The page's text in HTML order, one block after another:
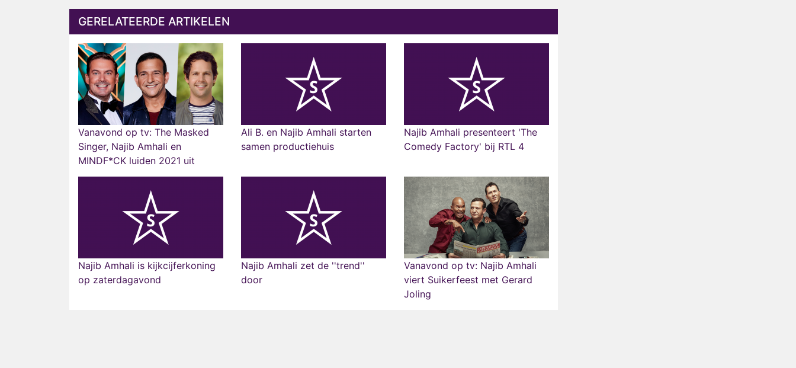
GERELATEERDE ARTIKELEN
Vanavond op tv: The Masked
Singer, Najib Amhali en
MINDF*CK luiden 2021 uit
Ali B. en Najib Amhali starten
samen productiehuis
Najib Amhali presenteert 'The
Comedy Factory' bij RTL 4
Najib Amhali is kijkcijferkoning
op zaterdagavond
Najib Amhali zet de ''trend''
door
Vanavond op tv: Najib Amhali
viert Suikerfeest met Gerard
Joling